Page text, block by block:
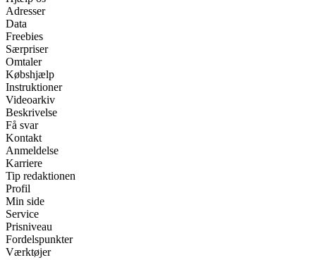
Adresser
Data
Freebies
Særpriser
Omtaler
Købshjælp
Instruktioner
Videoarkiv
Beskrivelse
Få svar
Kontakt
Anmeldelse
Karriere
Tip redaktionen
Profil
Min side
Service
Prisniveau
Fordelspunkter
Værktøjer